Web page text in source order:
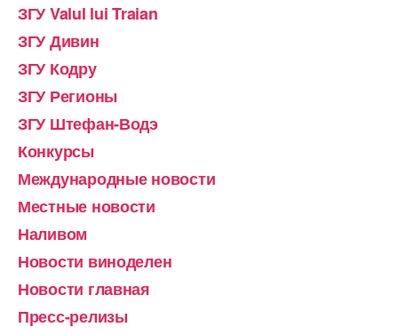
ЗГУ Valul lui Traian
ЗГУ Дивин
ЗГУ Кодру
ЗГУ Регионы
ЗГУ Штефан-Водэ
Конкурсы
Международные новости
Местные новости
Наливом
Новости виноделен
Новости главная
Пресс-релизы